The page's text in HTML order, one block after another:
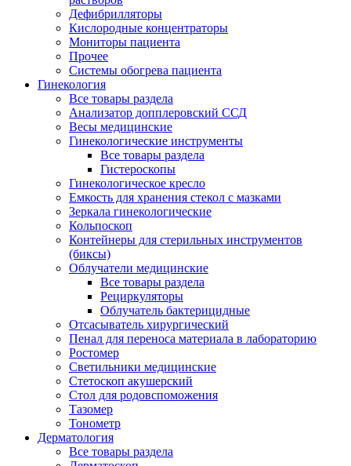
Дефибрилляторы
Кислородные концентраторы
Мониторы пациента
Прочее
Системы обогрева пациента
Гинекология
Все товары раздела
Анализатор допплеровский ССД
Весы медицинские
Гинекологические инструменты
Все товары раздела
Гистероскопы
Гинекологическое кресло
Емкость для хранения стекол с мазками
Зеркала гинекологические
Кольпоскоп
Контейнеры для стерильных инструментов
(биксы)
Облучатели медицинские
Все товары раздела
Рециркуляторы
Облучатель бактерицидные
Отсасыватель хирургический
Пенал для переноса материала в лабораторию
Ростомер
Светильники медицинские
Стетоскоп акушерский
Стол для родовспоможения
Тазомер
Тонометр
Дерматология
Все товары раздела